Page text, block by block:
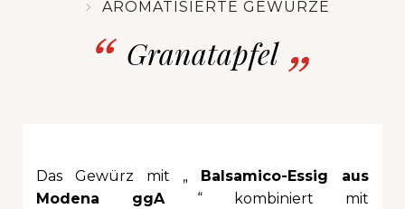
AROMATISIERTE GEWÜRZE
Granatapfel
Das Gewürz mit „ Balsamico-Essig aus
Modena ggA“ kombiniert mit